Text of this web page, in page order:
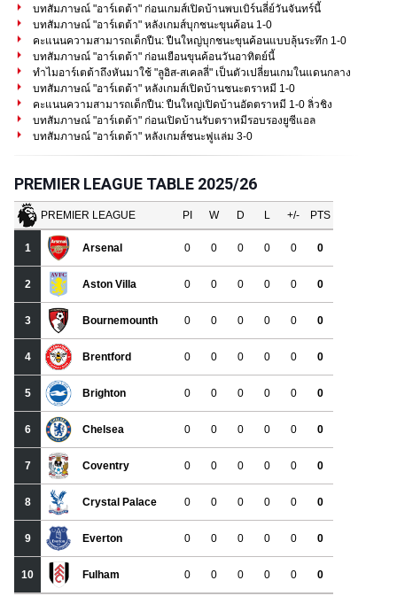
บทสัมภาษณ์ "อาร์เตต้า" ก่อนเกมส์เปิดบ้านพบเบิร์นลี่ย์วันจันทร์นี้
บทสัมภาษณ์ "อาร์เตต้า" หลังเกมส์บุกชนะขุนค้อน 1-0
คะแนนความสามารถเด็กปืน: ปืนใหญ่บุกชนะขุนค้อนแบบลุ้นระทึก 1-0
บทสัมภาษณ์ "อาร์เตต้า" ก่อนเยือนขุนค้อนวันอาทิตย์นี้
ทำไมอาร์เตต้าถึงหันมาใช้ "ลูอิส-สเคลลี่" เป็นตัวเปลี่ยนเกมในแดนกลาง
บทสัมภาษณ์ "อาร์เตต้า" หลังเกมส์เปิดบ้านชนะตราหมี 1-0
คะแนนความสามารถเด็กปืน: ปืนใหญ่เปิดบ้านอัดตราหมี 1-0 ลิ่วชิง
บทสัมภาษณ์ "อาร์เตต้า" ก่อนเปิดบ้านรับตราหมีรอบรองยูซีแอล
บทสัมภาษณ์ "อาร์เตต้า" หลังเกมส์ชนะฟูแล่ม 3-0
PREMIER LEAGUE TABLE 2025/26